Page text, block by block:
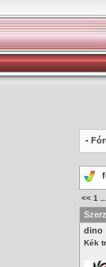
-
<< 1
dino
Kék